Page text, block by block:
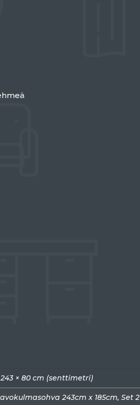
243 × 80 cm (senttimetri)
avokulmasohva 243cm x 185cm, Set 2